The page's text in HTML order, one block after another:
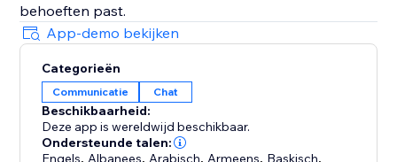
behoeften past.
App-demo bekijken
Categorieën
Communicatie Chat
Beschikbaarheid:
Deze app is wereldwijd beschikbaar.
Ondersteunde talen:
Engels, Albanees, Arabisch, Armeens, Baskisch,